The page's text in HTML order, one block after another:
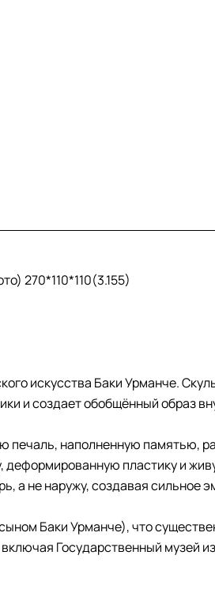
270*110*110(3.155)
искусства Баки Урманче.
и создает обобщённый образ
печаль, наполненную памятью,
пластику и
а не наружу, создавая сильное
Баки Урманче), что
Государственный музей